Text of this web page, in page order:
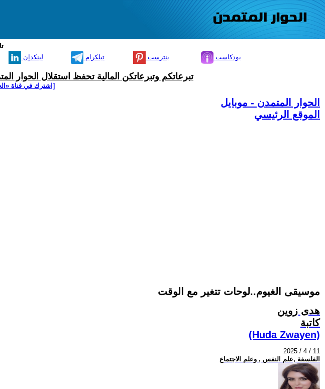
لينكدإن تيلكرام بنترست بودكاست
تبرعاتكم وتبرعاتكن المالية تحفظ استقلال الحوار
[اشترك في قناة
الحوار المتمدن - موبايل
الموقع الرئيسي
موسيقى الغيوم..لوحات تتغير مع الوقت
هدى زوين
كاتبة
(Huda Zwayen)
2025 / 4 / 11
الفلسفة ,علم النفس , وعلم الاجتماع